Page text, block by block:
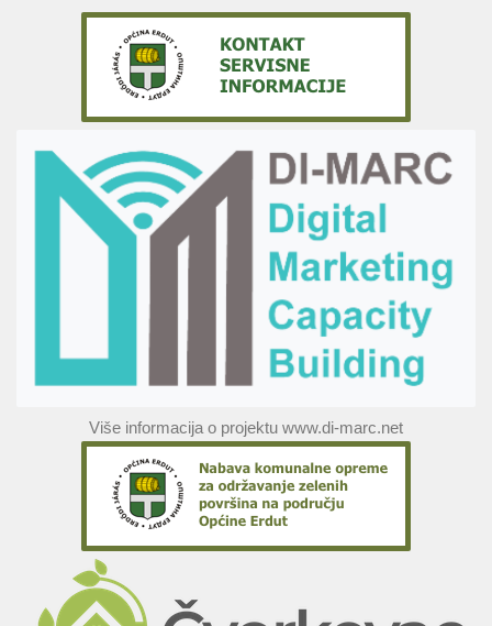
Više informacija o projektu www.di-marc.net